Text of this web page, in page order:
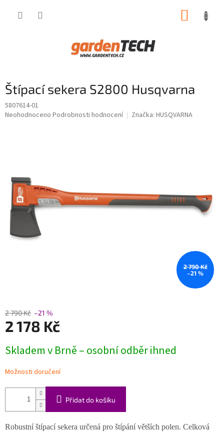
Štípací sekera S2800 Husqvarna
5807614-01
Průměrné
hvězdiček.
Neohodnoceno Podrobnosti hodnocení Značka: HUSQVARNA
2 790 Kč
–21 %
2 790 Kč –21 %
2 178 Kč
cena:
Skladem v Brně – osobní odběr ihned
Možnosti doručení
Přidat do košíku
Robustní štípací sekera určená pro štípání větších polen. Celková